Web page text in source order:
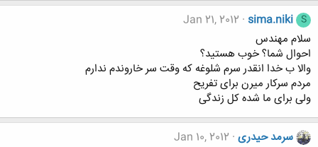
S
sima.niki
Jan 21, 2012
سلام مهندس
احوال شما؟ خوب هستید؟
والا ب خدا انقدر سرم شلوغه که وقت سر خاروندم ندارم
مردم سرکار میرن برای تفریح
ولی برای ما شده کل زندگی
سرمد حیدری Jan 10, 2012